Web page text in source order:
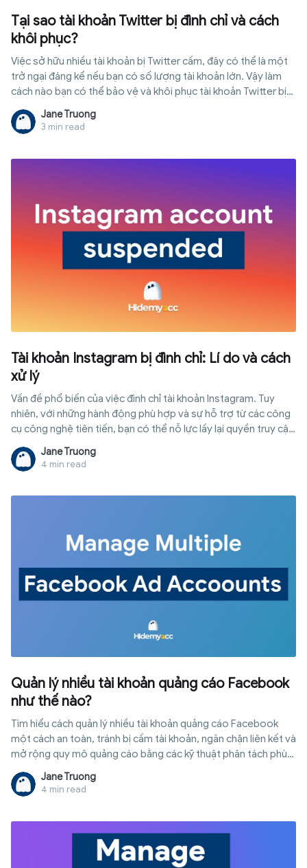
Tại sao tài khoản Twitter bị đình chỉ và cách
khôi phục?
Việc sở hữu nhiều tài khoản bị Twitter cấm, đây có thể là một
trở ngại đáng kể nếu bạn có số lượng tài khoản lớn. Vậy làm
cách nào bạn có thể bảo vệ và khôi phục tài khoản Twitter bị
đình chỉ? Hãy cùng tìm hiểu trong bài viết dưới đây.
Jane Truong
3 min read
Tài khoản Instagram bị đình chỉ: Lí do và cách
xử lý
Vấn đề phổ biến của việc đình chỉ tài khoản Instagram. Tuy
nhiên, với những hành động phù hợp và sự hỗ trợ từ các công
cụ công nghệ tiên tiến, bạn có thể nỗ lực lấy lại quyền truy cập
vào tài khoản của mình và tiếp tục chia sẻ nội dung của mình
Jane Truong
4 min read
Quản lý nhiều tài khoản quảng cáo Facebook
như thế nào?
Tìm hiểu cách quản lý nhiều tài khoản quảng cáo Facebook
một cách an toàn, tránh bị cấm tài khoản, ngăn chặn liên kết và
mở rộng quy mô quảng cáo bằng các kỹ thuật phân tách phù
hợp.
Jane Truong
4 min read